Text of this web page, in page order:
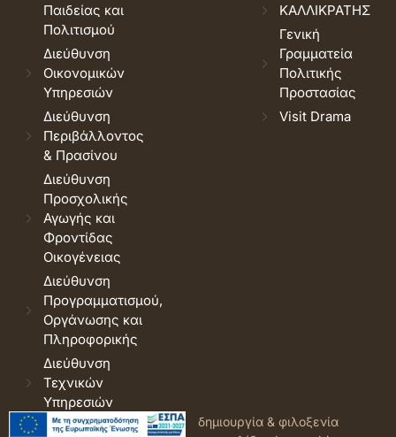
Παιδείας και
Πολιτισμού
Διεύθυνση
Οικονομικών
Υπηρεσιών
Διεύθυνση
Περιβάλλοντος
& Πρασίνου
Διεύθυνση
Προσχολικής
Αγωγής και
Φροντίδας
Οικογένειας
Διεύθυνση
Προγραμματισμού,
Οργάνωσης και
Πληροφορικής
Διεύθυνση
Τεχνικών
Υπηρεσιών
ΚΑΛΛΙΚΡΑΤΗΣ
Γενική
Γραμματεία
Πολιτικής
Προστασίας
Visit Drama
© 2026 Δήμος Δράμας. Όροι
δημιουργία & φιλοξενία